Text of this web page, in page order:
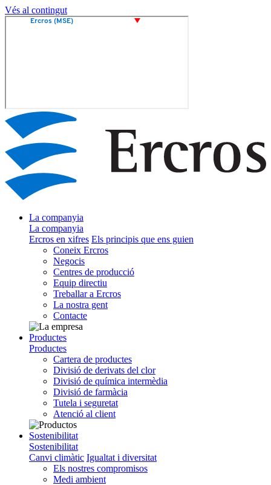
Vés al contingut
La companyia
La companyia
Ercros en xifres Els principis que ens guien
Coneix Ercros
Negocis
Centres de producció
Equip directiu
Treballar a Ercros
La nostra gent
Contacte
Productes
Productes
Cartera de productes
Divisió de derivats del clor
Divisió de química intermèdia
Divisió de farmàcia
Tutela i seguretat
Atenció al client
Sostenibilitat
Sostenibilitat
Canvi climàtic Igualtat i diversitat
Els nostres compromisos
Medi ambient